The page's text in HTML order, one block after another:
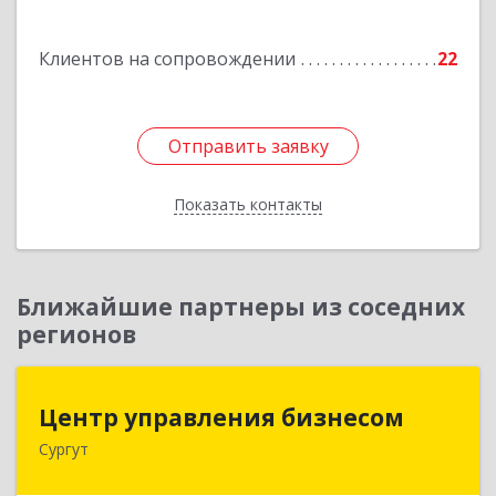
Клиентов на сопровождении 22
Отправить заявку
Показать контакты
Подробнее
Отправить заявку
Назад
Ближайшие партнеры из соседних
регионов
Центр управления бизнесом
Сургут
Центр управления бизнесом
628403, Ханты-Мансийский Автономный округ